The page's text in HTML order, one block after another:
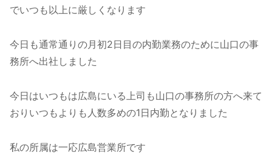
でいつも以上に厳しくなります
今日も通常通りの月初2日目の内勤業務のために山口の事
務所へ出社しました
今日はいつもは広島にいる上司も山口の事務所の方へ来て
おりいつもよりも人数多めの1日内勤となりました
私の所属は一応広島営業所です